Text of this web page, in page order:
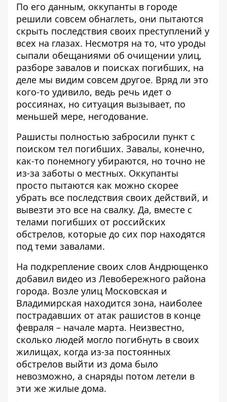
По его данным, оккупанты в городе
решили совсем обнаглеть, они пытаются
скрыть последствия своих преступлений у
всех на глазах. Несмотря на то, что уроды
сыпали обещаниями об очищении улиц,
разборе завалов и поисках погибших, на
деле мы видим совсем другое. Вряд ли это
кого-то удивило, ведь речь идет о
россиянах, но ситуация вызывает, по
меньшей мере, негодование.
Рашисты полностью забросили пункт с
поиском тел погибших. Завалы, конечно,
как-то понемногу убираются, но точно не
из-за заботы о местных. Оккупанты
просто пытаются как можно скорее
убрать все последствия своих действий, и
вывезти это все на свалку. Да, вместе с
телами погибших от российских
обстрелов, которые до сих пор находятся
под теми завалами.
На подкрепление своих слов Андрющенко
добавил видео из Левобережного района
города. Возле улиц Московская и
Владимирская находится зона, наиболее
пострадавших от атак рашистов в конце
февраля – начале марта. Неизвестно,
сколько людей могло погибнуть в своих
жилищах, когда из-за постоянных
обстрелов выйти из дома было
невозможно, а снаряды потом летели в
эти же жилые дома.